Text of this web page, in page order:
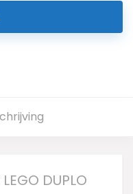
LEGO DUPLO